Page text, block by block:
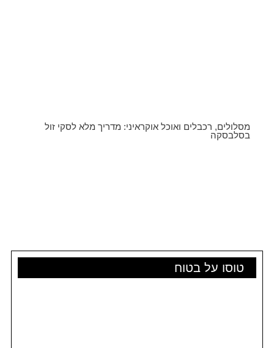
טוסו על בטוח
מסלולים, רכבלים ואוכל אוקראיני: מדריך מלא לסקי זול
בסלבסקה